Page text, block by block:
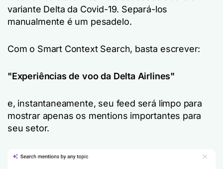
variante Delta da Covid-19. Separá-los
manualmente é um pesadelo.
Com o Smart Context Search, basta escrever:
"Experiências de voo da Delta Airlines"
e, instantaneamente, seu feed será limpo para
mostrar apenas os mentions importantes para
seu setor.